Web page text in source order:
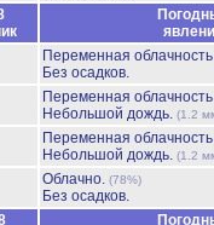
Переменная
Без осадков.
Переменная
Небольшой дождь. (1.2
Переменная
Небольшой дождь. (1.2
Облачно. (78%)
Без осадков.